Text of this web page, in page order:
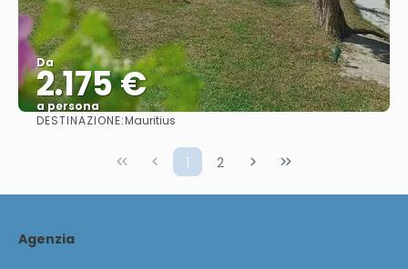
Da
2.175 €
a persona
DESTINAZIONE:Mauritius
1 2
Agenzia